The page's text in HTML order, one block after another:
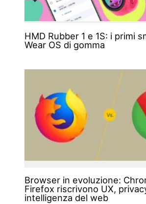
HMD Rubber 1 e 1S: i primi
Wear OS di gomma
Browser in evoluzione:
Firefox riscrivono UX,
intelligenza del web